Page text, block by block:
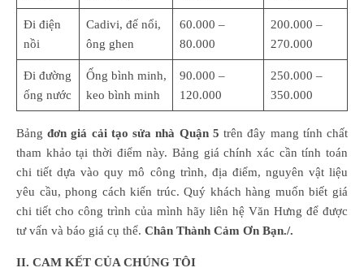
Đi điện
nồi
Cadivi, đế nổi,
ông ghen
60.000 –
80.000
200.000 –
270.000
Đi đường
ống nước
Ống bình minh,
keo bình minh
90.000 –
120.000
250.000 –
350.000
Bảngđơn giá cải tạo sửa nhà Quận 5 trên đây mang tính chất
tham khảo tại thời điểm này. Bảng giá chính xác cần tính toán
chi tiết dựa vào quy mô công trình, địa điểm, nguyên vật liệu
yêu cầu, phong cách kiến trúc. Quý khách hàng muốn biết giá
chi tiết cho công trình của mình hãy liên hệ Văn Hưng để được
tư vấn và báo giá cụ thể. Chân Thành Cảm Ơn Bạn./.
II. CAM KẾT CỦA CHÚNG TÔI